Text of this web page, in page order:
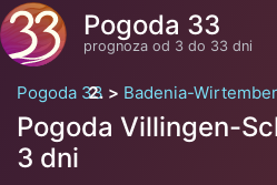
Pogoda 33
prognoza od 3 do 33 dni
Pogoda 33 Badenia-
Pogoda Villingen-
3 dni